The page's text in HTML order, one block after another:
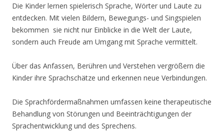
Die Kinder lernen spielerisch Sprache, Wörter und Laute zu
entdecken. Mit vielen Bildern, Bewegungs- und Singspielen
bekommen sie nicht nur Einblicke in die Welt der Laute,
sondern auch Freude am Umgang mit Sprache vermittelt.
Über das Anfassen, Berühren und Verstehen vergrößern die
Kinder ihre Sprachschätze und erkennen neue Verbindungen.
Die Sprachfördermaßnahmen umfassen keine therapeutische
Behandlung von Störungen und Beeinträchtigungen der
Sprachentwicklung und des Sprechens.